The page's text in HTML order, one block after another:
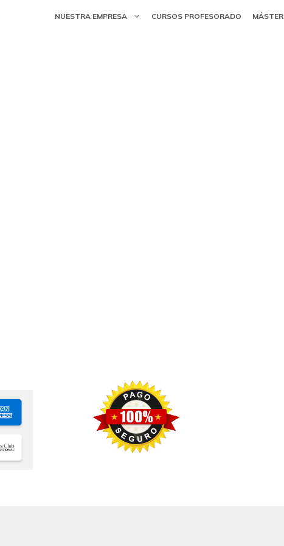
NUESTRA EMPRESA CURSOS PROFESORADO MÁSTER